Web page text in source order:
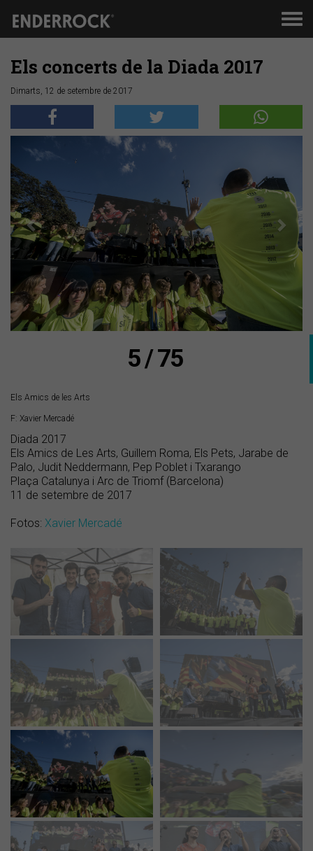
Els concerts de la Diada 2017
Dimarts, 12 de setembre de 2017
Anterior
5 / 75
Els Amics de les Arts
F: Xavier Mercadé
Diada 2017
Els Amics de Les Arts, Guillem Roma, Els Pets, Jarabe de
Palo, Judit Neddermann, Pep Poblet i Txarango
Plaça Catalunya i Arc de Triomf (Barcelona)
11 de setembre de 2017
Fotos: Xavier Mercadé